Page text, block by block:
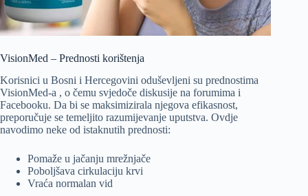
VisionMed – Prednosti korištenja
Korisnici u Bosni i Hercegovini oduševljeni su prednostima
VisionMed-a , o čemu svjedoče diskusije na forumima i
Facebooku. Da bi se maksimizirala njegova efikasnost,
preporučuje se temeljito razumijevanje uputstva. Ovdje
navodimo neke od istaknutih prednosti:
Pomaže u jačanju mrežnjače
Poboljšava cirkulaciju krvi
Vraća normalan vid